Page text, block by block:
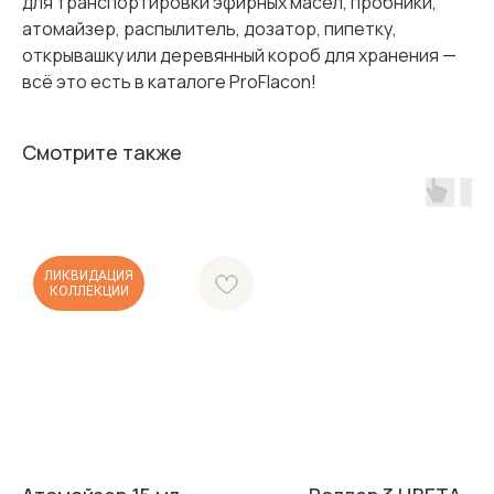
атомайзер, распылитель, дозатор, пипетку,
открывашку или деревянный короб для хранения —
всё это есть в каталоге ProFlacon!
Смотрите также
ЛИКВИДАЦИЯ
КОЛЛЕКЦИИ